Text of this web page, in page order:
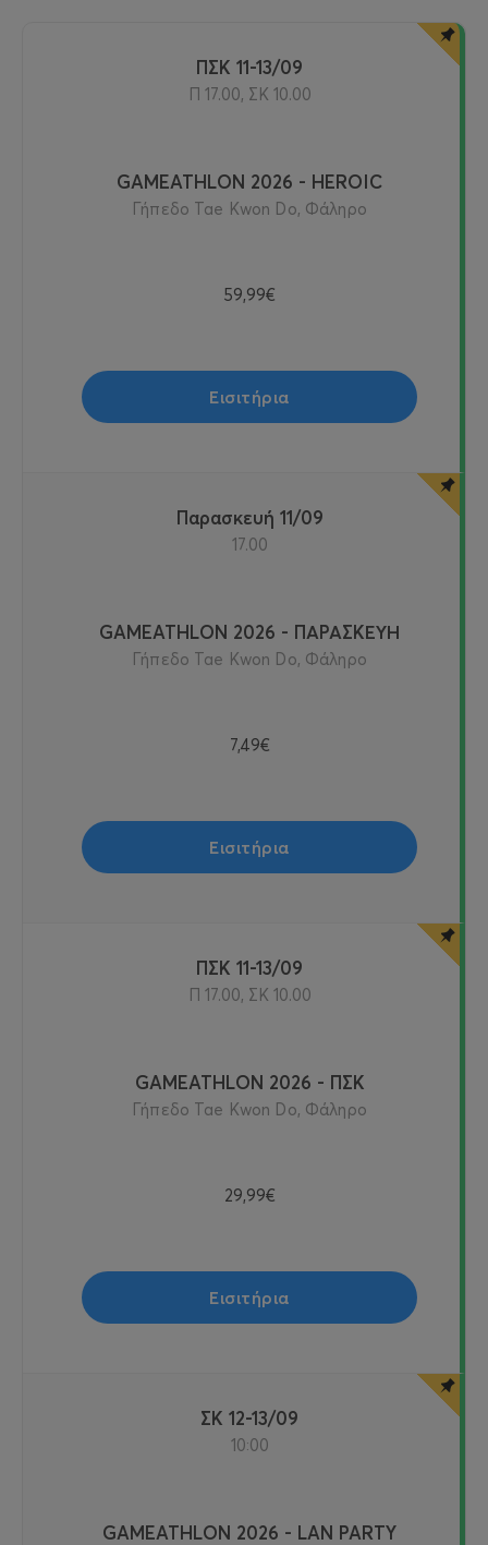
ΠΣΚ 11-13/09
Π 17.00, ΣΚ 10.00
GAMEATHLON 2026 - HEROIC
Γήπεδο Tae Kwon Do, Φάληρο
59,99€
Εισιτήρια
Παρασκευή 11/09
17.00
GAMEATHLON 2026 - ΠΑΡΑΣΚΕΥΗ
Γήπεδο Tae Kwon Do, Φάληρο
7,49€
Εισιτήρια
ΠΣΚ 11-13/09
Π 17.00, ΣΚ 10.00
GAMEATHLON 2026 - ΠΣΚ
Γήπεδο Tae Kwon Do, Φάληρο
29,99€
Εισιτήρια
ΣΚ 12-13/09
10:00
GAMEATHLON 2026 - LAN PARTY